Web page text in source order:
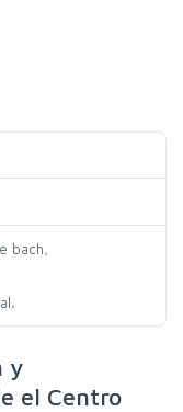
bach
,
y
el Centro